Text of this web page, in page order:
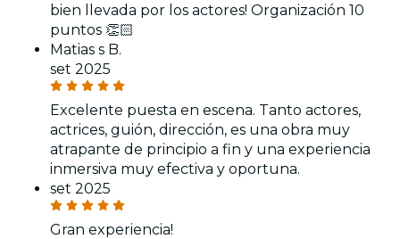
bien llevada por los actores! Organización 10
puntos 👏🏻
Matias s B.
set 2025
Excelente puesta en escena. Tanto actores,
actrices, guión, dirección, es una obra muy
atrapante de principio a fin y una experiencia
inmersiva muy efectiva y oportuna.
set 2025
Gran experiencia!